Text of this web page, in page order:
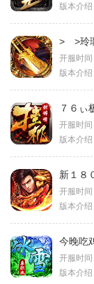
版本介绍
> >玲
开服时间
版本介绍
７６ぃ
开服时间
版本介绍
新１８
开服时间
版本介绍
今晚吃
开服时间
版本介绍